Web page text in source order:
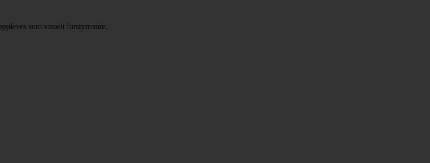
som visuelt forstyrrende.